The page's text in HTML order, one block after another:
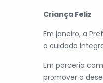
Criança Feliz
Em janeiro, a
o cuidado
Em parceria
promover o